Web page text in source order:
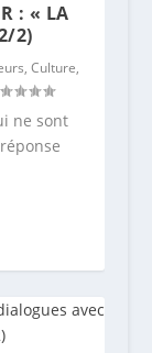
: « LA
2)
, Culture,
ne sont